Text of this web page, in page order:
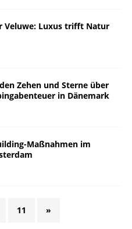
Veluwe: Luxus trifft Natur
Zehen und Sterne über
in Dänemark
Maßnahmen im
11 »